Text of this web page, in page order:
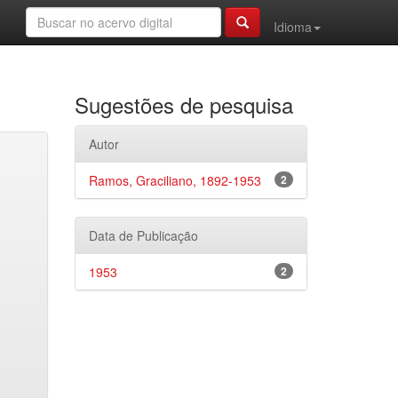
Idioma
Sugestões de pesquisa
Autor
2
Ramos, Graciliano, 1892-1953
Data de Publicação
2
1953